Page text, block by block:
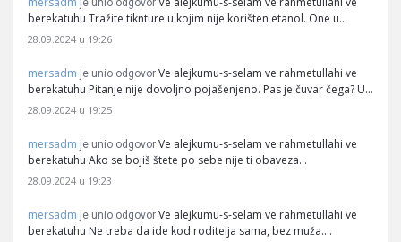
je unio odgovor
berekatuhu Tražite tiknture u kojim nije korišten etanol. One u…
28.09.2024 u 19:26
mersadm je unio odgovor Ve alejkumu-s-selam ve rahmetullahi ve
berekatuhu Pitanje nije dovoljno pojašenjeno. Pas je čuvar čega? U…
28.09.2024 u 19:25
mersadm je unio odgovor Ve alejkumu-s-selam ve rahmetullahi ve
berekatuhu Ako se bojiš štete po sebe nije ti obaveza…
28.09.2024 u 19:23
mersadm je unio odgovor Ve alejkumu-s-selam ve rahmetullahi ve
berekatuhu Ne treba da ide kod roditelja sama, bez muža.…